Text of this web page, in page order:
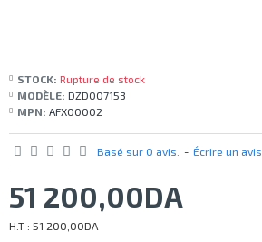
STOCK: Rupture de stock
MODÈLE: DZD007153
MPN: AFX00002
Basé sur 0 avis. - Écrire un avis
51 200,00DA
H.T : 51 200,00DA